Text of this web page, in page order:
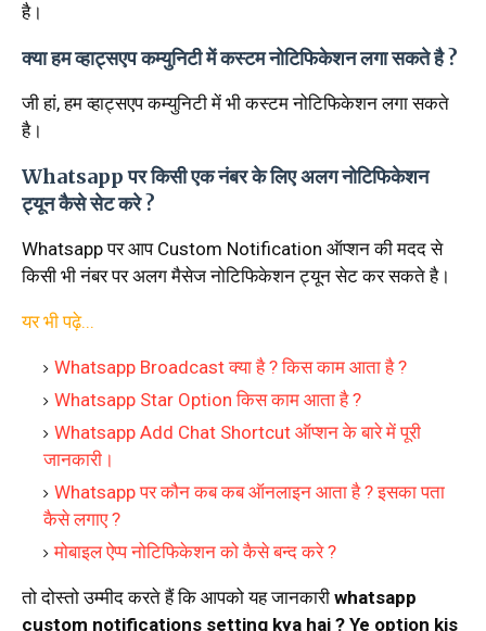
है।
क्या हम व्हाट्सएप कम्युनिटी में कस्टम नोटिफिकेशन लगा सकते है ?
जी हां, हम व्हाट्सएप कम्युनिटी में भी कस्टम नोटिफिकेशन लगा सकते
है।
Whatsapp पर किसी एक नंबर के लिए अलग नोटिफिकेशन
ट्यून कैसे सेट करे ?
Whatsapp पर आप Custom Notification ऑप्शन की मदद से
किसी भी नंबर पर अलग मैसेज नोटिफिकेशन ट्यून सेट कर सकते है।
यर भी पढ़े...
Whatsapp Broadcast क्या है ? किस काम आता है ?
Whatsapp Star Option किस काम आता है ?
Whatsapp Add Chat Shortcut ऑप्शन के बारे में पूरी
जानकारी।
Whatsapp पर कौन कब कब ऑनलाइन आता है ? इसका पता
कैसे लगाए ?
मोबाइल ऐप्प नोटिफिकेशन को कैसे बन्द करे ?
तो दोस्तो उम्मीद करते हैं कि आपको यह जानकारी whatsapp
custom notifications setting kya hai ? Ye option kis